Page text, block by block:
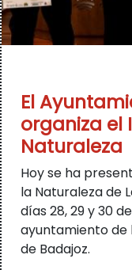
El
organiza el
Naturaleza
Hoy se ha
la Naturaleza de
días 28, 29 y 30
ayuntamiento de
de Badajoz.